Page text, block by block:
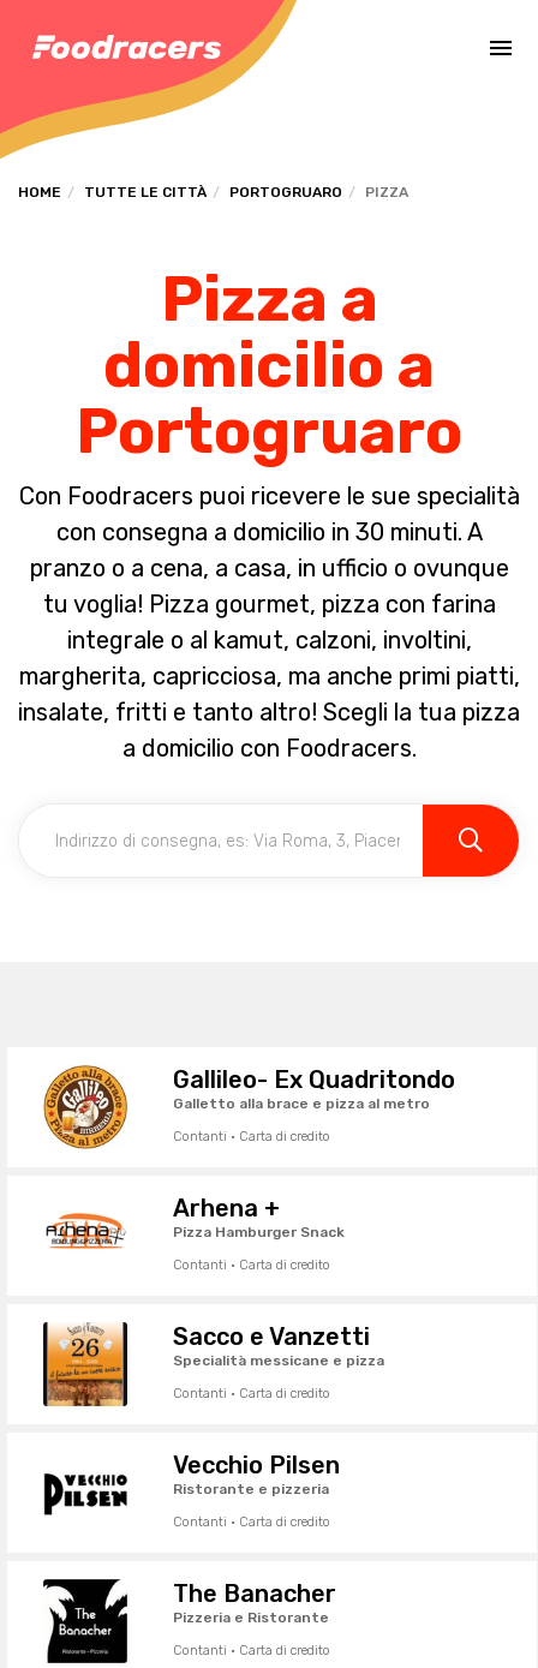
HOME TUTTE LE CITTÀ PORTOGRUARO PIZZA
Pizza a
domicilio a
Portogruaro
Con Foodracers puoi ricevere le sue specialità
con consegna a domicilio in 30 minuti. A
pranzo o a cena, a casa, in ufficio o ovunque
tu voglia! Pizza gourmet, pizza con farina
integrale o al kamut, calzoni, involtini,
margherita, capricciosa, ma anche primi piatti,
insalate, fritti e tanto altro! Scegli la tua pizza
a domicilio con Foodracers.
Gallileo- Ex Quadritondo
Galletto alla brace e pizza al metro
Contanti · Carta di credito
Arhena +
Pizza Hamburger Snack
Contanti · Carta di credito
Sacco e Vanzetti
Specialità messicane e pizza
Contanti · Carta di credito
Vecchio Pilsen
Ristorante e pizzeria
Contanti · Carta di credito
The Banacher
Pizzeria e Ristorante
Contanti · Carta di credito